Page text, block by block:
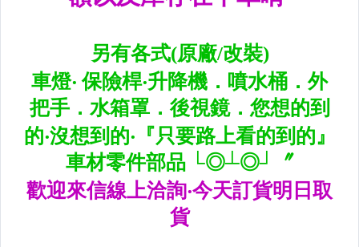
內.外把手.後視鏡.LED後視鏡
大燈框.後燈框.側燈框.霧燈框
煞車油門踏板.冷光迎賓踏板
排氣管.內龜板.下護板.擋泥板
牌照燈.室內燈.照地燈